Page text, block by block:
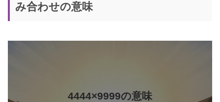
エンジェル・ナンバー 実践編 願い
ダイヤモンド社
5桁のエンジェルナンバー
み合わせの意味
4444×9999の意味